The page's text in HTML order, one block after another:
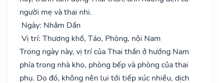
người mẹ và thai nhi.
Ngày: Nhâm Dần
Vị trí: Thương khố, Táo, Phòng, nội Nam
Trong ngày này, vị trí của Thai thần ở hướng Nam
phía trong nhà kho, phòng bếp và phòng của thai
phụ. Do đó, không nên lui tới tiếp xúc nhiều, dịch